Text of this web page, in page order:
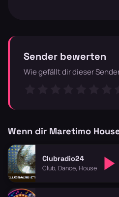
Sender bewerten
Wie gefällt dir dieser
Wenn dir Maretimo
Clubradio24
Club, Dance, House